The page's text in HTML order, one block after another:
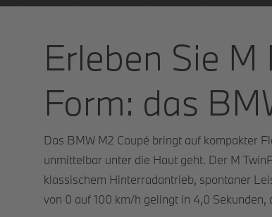
Erleben Sie
Form: das
Das BMW M2 Coupé bringt auf kompakter
unmittelbar unter die Haut geht. Der M
klassischem Hinterradantrieb, spontaner
von 0 auf 100 km/h gelingt in 4,0